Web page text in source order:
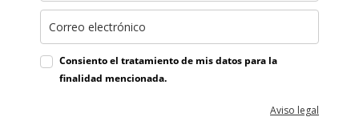
Consiento el tratamiento de mis datos para la
finalidad mencionada.
Aviso legal